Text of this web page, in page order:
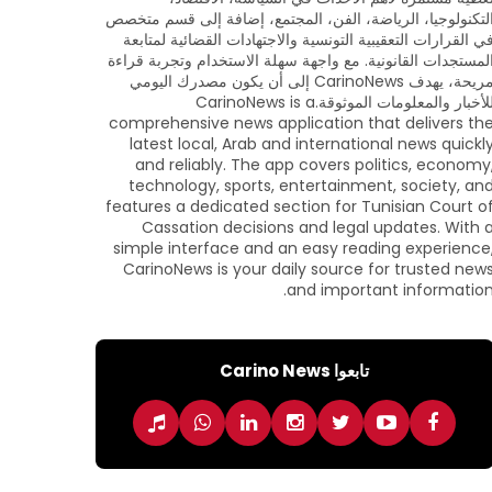
التكنولوجيا، الرياضة، الفن، المجتمع، إضافة إلى قسم متخصص
في القرارات التعقيبية التونسية والاجتهادات القضائية لمتابعة
المستجدات القانونية. مع واجهة سهلة الاستخدام وتجربة قراءة
مريحة، يهدف CarinoNews إلى أن يكون مصدرك اليومي
للأخبار والمعلومات الموثوقة.CarinoNews is a
comprehensive news application that delivers the
latest local, Arab and international news
and reliably. The app covers politics,
technology, sports, entertainment, society, and
features a dedicated section for Tunisian Court of
Cassation decisions and legal updates. With a
simple interface and an easy reading
CarinoNews is your daily source for trusted news
and important information.
تابعوا Carino News